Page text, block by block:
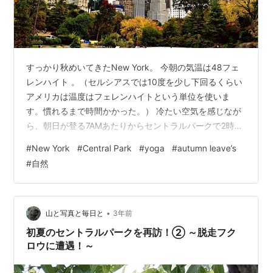
すっかり秋めいてきたNew York。 今朝の気温は48フェ
レンハイト 。（セルシアスでは10度を少し下回るくらい
アメリカは温度はフェレンハイトという単位を使いま
す。慣れるまで時間かかった。） 冷たい空気を感じなが
ら、朝日が登る7AMあたりからセントラルパークで2時間
緑と土の匂いを嗅いで、朝日の暖かさを体で感じなが
ら、まさに自然と一体となってSadhanaができました。
自然の恩恵を受けて体の悪いものが浄化されエナジーが
体に漲った気がします。 YOGAを通して意識が高まり感
覚が研ぎ澄まされたからか、心が穏やかで静かな状態を
保つことができるよう…
#New York #Central Park #yoga #autumn leave’s
#自然
山と写真と毎日と • 3年前
初夏のセントラルパークを再訪！② ～脱走フク
ロウに遭遇！～